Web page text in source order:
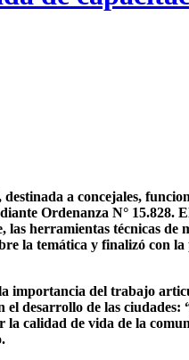
a concejales,
Ordenanza N° 15.828.
las herramientas técnicas de
la temática y finalizó con
importancia del trabajo
desarrollo de las ciudades:
calidad de vida de la